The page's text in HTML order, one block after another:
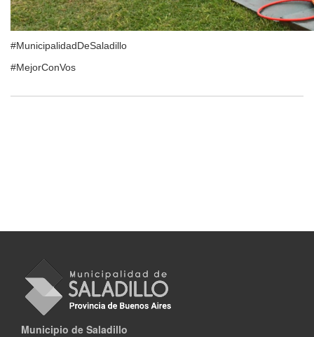
#MunicipalidadDeSaladillo
#MejorConVos
Municipio de Saladillo